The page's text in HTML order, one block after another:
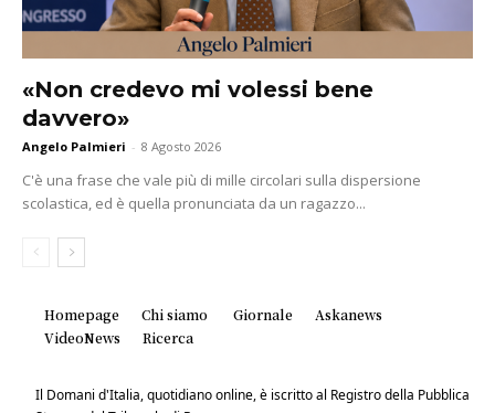
«Non credevo mi volessi bene
davvero»
Angelo Palmieri - 8 Agosto 2026
C'è una frase che vale più di mille circolari sulla dispersione
scolastica, ed è quella pronunciata da un ragazzo...
Homepage Chi siamo Giornale
Askanews
VideoNews
Ricerca
Il Domani d'Italia, quotidiano online, è iscritto al Registro della Pubblica